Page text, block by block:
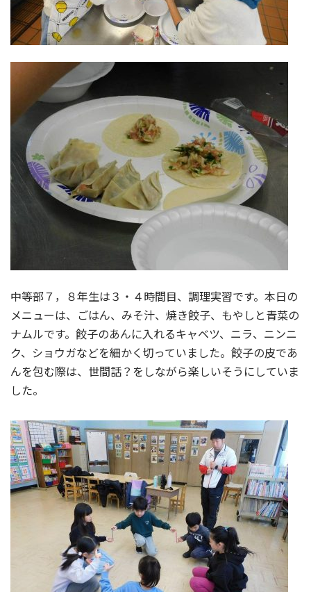
中等部７，８年生は３・４時間目、調理実習です。本日の
メニューは、ごはん、みそ汁、焼き餃子、もやしと青菜の
ナムルです。餃子のあんに入れるキャベツ、ニラ、ニンニ
ク、ショウガなどを細かく切っていました。餃子の皮であ
んを包む際は、世間話？をしながら楽しいそうにしていま
した。